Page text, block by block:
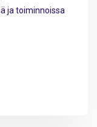
ja toiminnoissa